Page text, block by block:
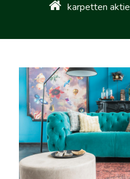
karpetten aktie